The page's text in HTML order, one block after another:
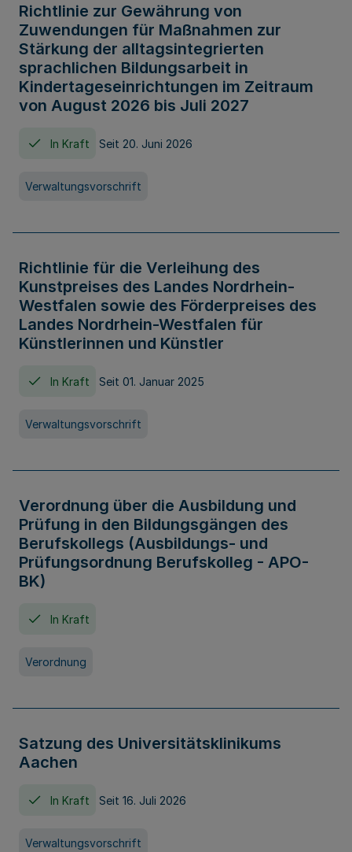
Richtlinie zur Gewährung von
Zuwendungen für Maßnahmen zur
Stärkung der alltagsintegrierten
sprachlichen Bildungsarbeit in
Kindertageseinrichtungen im Zeitraum
von August 2026 bis Juli 2027
In Kraft Seit 20. Juni 2026
Verwaltungsvorschrift
Richtlinie für die Verleihung des
Kunstpreises des Landes Nordrhein-
Westfalen sowie des Förderpreises des
Landes Nordrhein-Westfalen für
Künstlerinnen und Künstler
In Kraft Seit 01. Januar 2025
Verwaltungsvorschrift
Verordnung über die Ausbildung und
Prüfung in den Bildungsgängen des
Berufskollegs (Ausbildungs- und
Prüfungsordnung Berufskolleg - APO-
BK)
In Kraft
Verordnung
Satzung des Universitätsklinikums
Aachen
In Kraft Seit 16. Juli 2026
Verwaltungsvorschrift